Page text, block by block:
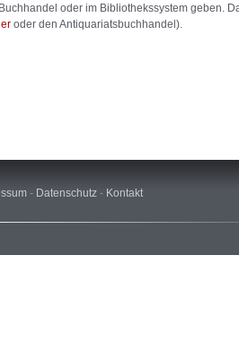
oder im Bibliothekssystem geben.
oder den Antiquariatsbuchhandel).
- Datenschutz - Kontakt